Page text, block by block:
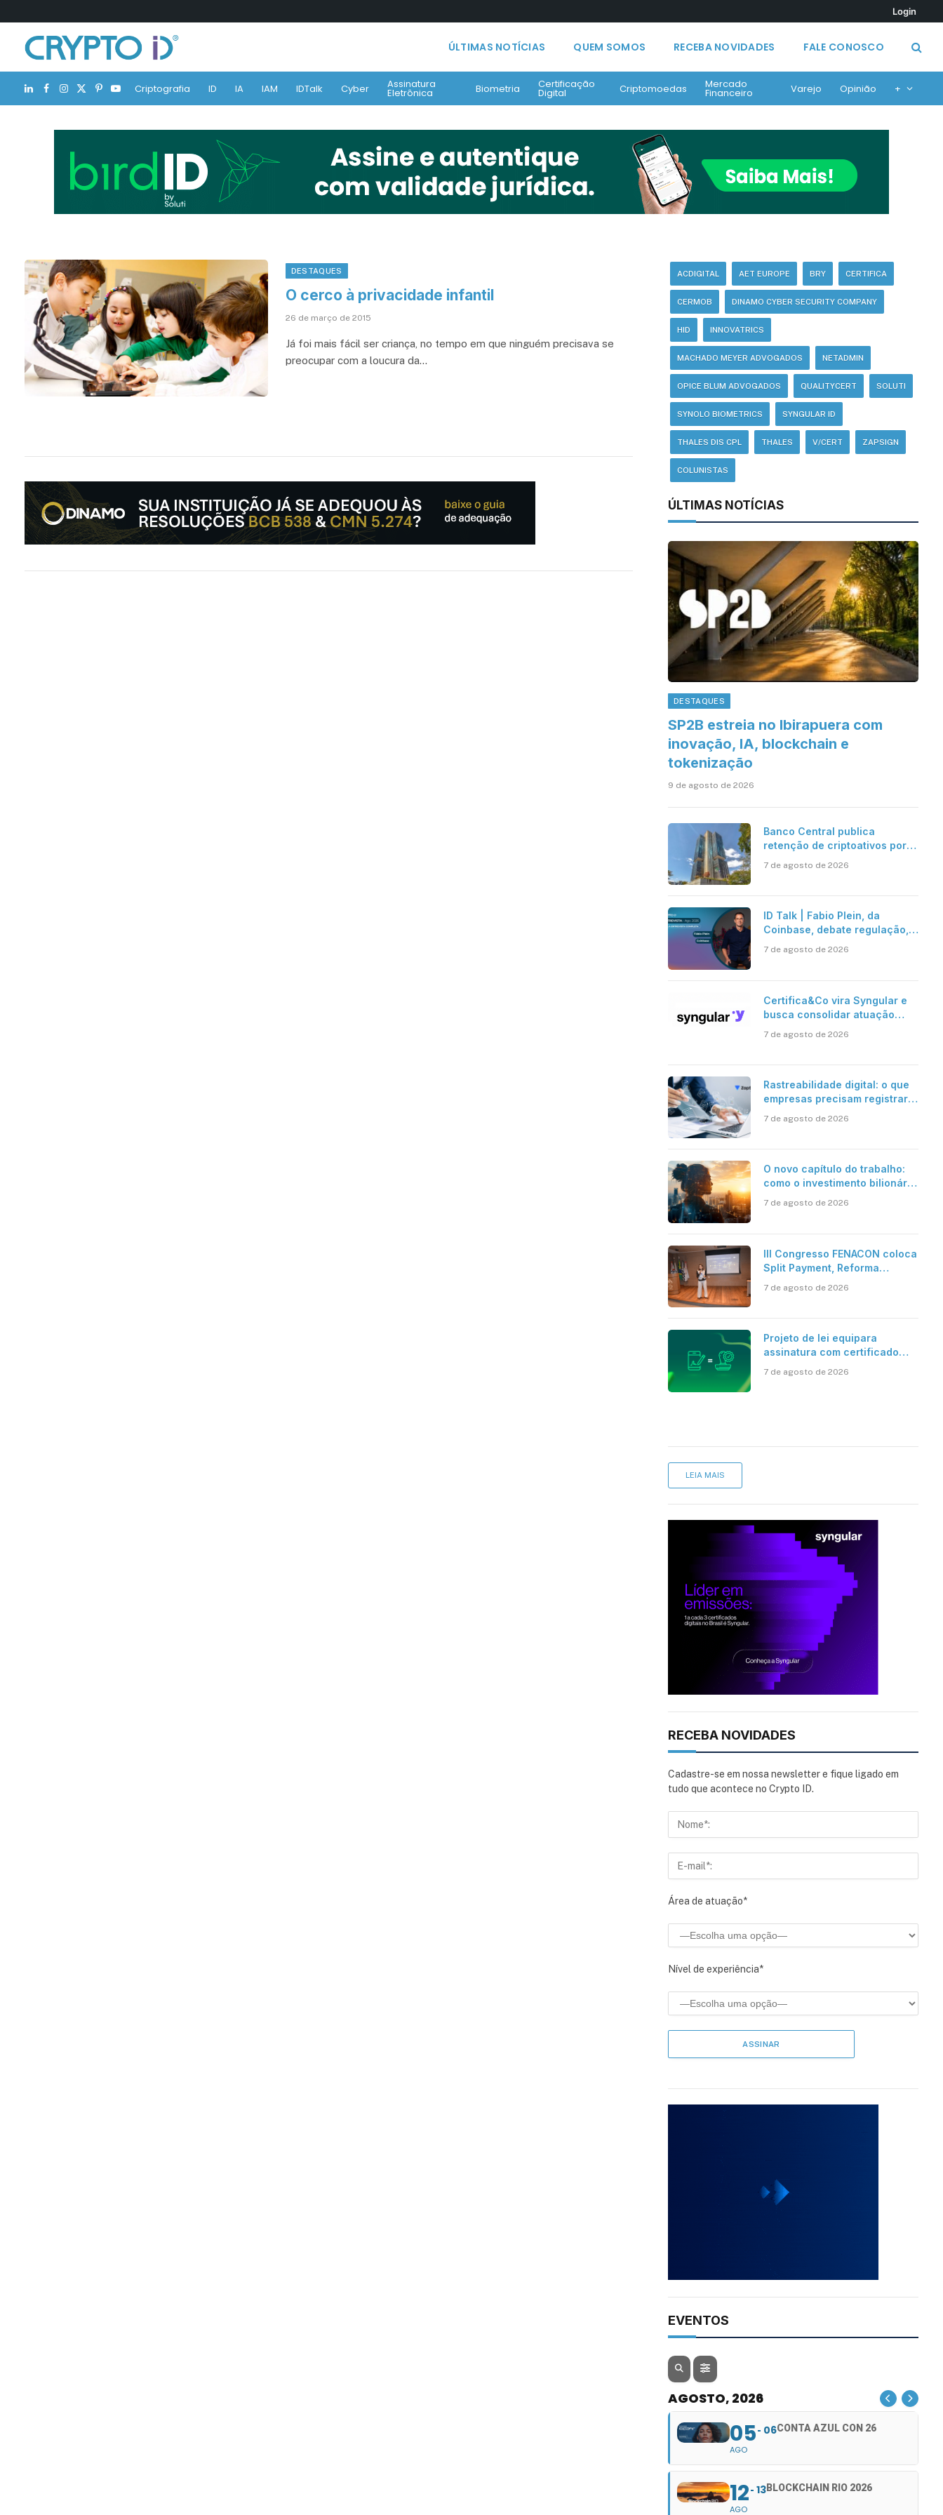
Login
ÚLTIMAS NOTÍCIAS QUEM SOMOS RECEBA NOVIDADES FALE CONOSCO
LinkedIn
Facebook
Instagram
X
(Twitter)
Pinterest
YouTubeCriptografia ID IA IAM IDTalk Cyber Assinatura
Eletrônica Biometria Certificação
Digital Criptomoedas Mercado
Financeiro Varejo Opinião +
DESTAQUES
O cerco à privacidade infantil
26 de março de 2015
Já foi mais fácil ser criança, no tempo em que ninguém precisava se
preocupar com a loucura da…
ACDIGITAL AET EUROPE BRY CERTIFICA
CERMOB DINAMO CYBER SECURITY COMPANY
HID INNOVATRICS
MACHADO MEYER ADVOGADOS NETADMIN
OPICE BLUM ADVOGADOS QUALITYCERT SOLUTI
SYNOLO BIOMETRICS SYNGULAR ID
THALES DIS CPL THALES V/CERT ZAPSIGN
COLUNISTAS
ÚLTIMAS NOTÍCIAS
DESTAQUES
SP2B estreia no Ibirapuera com
inovação, IA, blockchain e
tokenização
9 de agosto de 2026
Banco Central publica
retenção de criptoativos por
vigor em 2027
7 de agosto de 2026
ID Talk | Fabio Plein, da
Coinbase, debate regulação,
7 de agosto de 2026
Certifica&Co vira Syngular e
busca consolidar atuação
7 de agosto de 2026
Rastreabilidade digital: o que
empresas precisam registrar
7 de agosto de 2026
O novo capítulo do trabalho:
como o investimento bilionário
a verdadeira era da
7 de agosto de 2026
III Congresso FENACON coloca
Split Payment, Reforma
debates
7 de agosto de 2026
Projeto de lei equipara
assinatura com certificado
reconhecimento de firma em
7 de agosto de 2026
LEIA MAIS
RECEBA NOVIDADES
Cadastre-se em nossa newsletter e fique ligado em
tudo que acontece no Crypto ID.
Área de atuação*
Nível de experiência*
EVENTOS
AGOSTO, 2026
05
AGO
06CONTA AZUL CON 26
12
AGO
13BLOCKCHAIN RIO 2026